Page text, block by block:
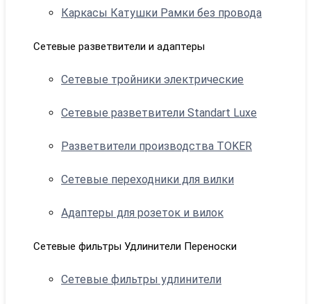
Каркасы Катушки Рамки без провода
Сетевые разветвители и адаптеры
Сетевые тройники электрические
Сетевые разветвители Standart Luxe
Разветвители производства TOKER
Сетевые переходники для вилки
Адаптеры для розеток и вилок
Сетевые фильтры Удлинители Переноски
Сетевые фильтры удлинители